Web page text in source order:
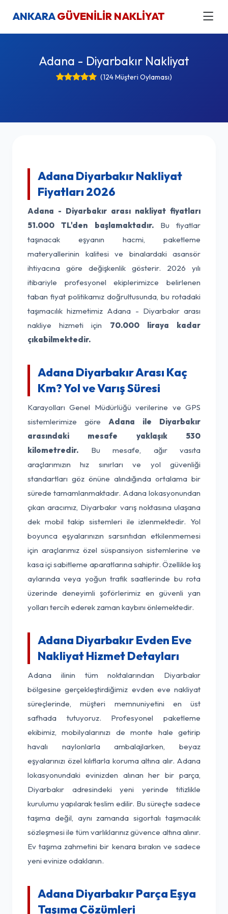
ANKARAGÜVENİLİR NAKLİYAT
Adana - Diyarbakır Nakliyat
(124 Müşteri Oylaması)
Adana Diyarbakır Nakliyat
Fiyatları 2026
Adana - Diyarbakır arası nakliyat fiyatları
51.000 TL'den başlamaktadır.Bu fiyatlar
taşınacak eşyanın hacmi, paketleme
materyallerinin kalitesi ve binalardaki asansör
ihtiyacına göre değişkenlik gösterir. 2026 yılı
itibariyle profesyonel ekiplerimizce belirlenen
taban fiyat politikamız doğrultusunda, bu rotadaki
taşımacılık hizmetimiz Adana - Diyarbakır arası
nakliye hizmeti için 70.000 liraya kadar
çıkabilmektedir.
Adana Diyarbakır Arası Kaç
Km? Yol ve Varış Süresi
Karayolları Genel Müdürlüğü verilerine ve GPS
sistemlerimize göre Adana ile Diyarbakır
arasındaki mesafe yaklaşık 530
kilometredir. Bu mesafe, ağır vasıta
araçlarımızın hız sınırları ve yol güvenliği
standartları göz önüne alındığında ortalama bir
sürede tamamlanmaktadır. Adana lokasyonundan
çıkan aracımız, Diyarbakır varış noktasına ulaşana
dek mobil takip sistemleri ile izlenmektedir. Yol
boyunca eşyalarınızın sarsıntıdan etkilenmemesi
için araçlarımız özel süspansiyon sistemlerine ve
kasa içi sabitleme aparatlarına sahiptir. Özellikle kış
aylarında veya yoğun trafik saatlerinde bu rota
üzerinde deneyimli şoförlerimiz en güvenli yan
yolları tercih ederek zaman kaybını önlemektedir.
Adana Diyarbakır Evden Eve
Nakliyat Hizmet Detayları
Adana ilinin tüm noktalarından Diyarbakır
bölgesine gerçekleştirdiğimiz evden eve nakliyat
süreçlerinde, müşteri memnuniyetini en üst
safhada tutuyoruz. Profesyonel paketleme
ekibimiz, mobilyalarınızı de monte hale getirip
havalı naylonlarla ambalajlarken, beyaz
eşyalarınızı özel kılıflarla koruma altına alır. Adana
lokasyonundaki evinizden alınan her bir parça,
Diyarbakır adresindeki yeni yerinde titizlikle
kurulumu yapılarak teslim edilir. Bu süreçte sadece
taşıma değil, aynı zamanda sigortalı taşımacılık
sözleşmesi ile tüm varlıklarınız güvence altına alınır.
Ev taşıma zahmetini bir kenara bırakın ve sadece
yeni evinize odaklanın.
Adana Diyarbakır Parça Eşya
Taşıma Çözümleri